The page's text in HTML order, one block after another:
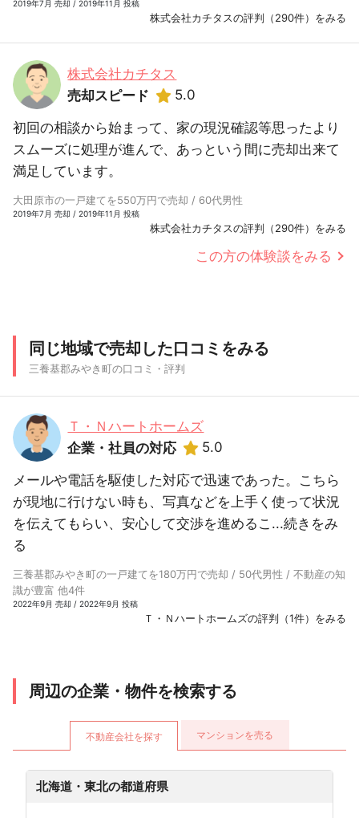
2019年7月 売却 / 2019年11月 投稿
株式会社カチタスの評判（290件）をみる
株式会社カチタス
売却スピード
5.0
初回の相談から始まって、家の現況確認等思ったより
スムーズに処理が進んで、あっという間に売却出来て
満足しています。
大田原市の一戸建てを550万円で売却 / 60代男性
2019年7月 売却 / 2019年11月 投稿
株式会社カチタスの評判（290件）をみる
この方の体験談をみる
同じ地域で売却した口コミをみる
三養基郡みやき町の口コミ・評判
Ｔ・Ｎハートホームズ
企業・社員の対応
5.0
メールや電話を駆使した対応で迅速であった。こちら
が現地に行けない時も、写真などを上手く使って状況
を伝えてもらい、安心して交渉を進めるこ...続きをみ
る
三養基郡みやき町の一戸建てを180万円で売却 / 50代男性 / 不動産の知
識が豊富 他4件
2022年9月 売却 / 2022年9月 投稿
Ｔ・Ｎハートホームズの評判（1件）をみる
周辺の企業・物件を検索する
不動産会社を探す マンションを売る
北海道・東北の都道府県